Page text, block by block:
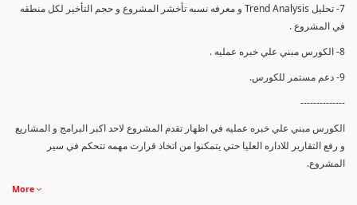
7- تحليل Trend Analysis و معرفه نسبه تأخشر المشروع و حجم التأخير لكل منطقه
في المشروع .
8- الكورس مبني علي خبره عمليه .
9- دعم مستمر للكورس.
--------------
الكورس مبني علي خبره عمليه في اظهار تقدم المشروع لاحد اكبر البرامج و المشاريع
و رفع التقارير للاداره العليا حتي يتمكنوا من اتخاذ قرارت مهمه تتحكم في سير
المشروع.
More